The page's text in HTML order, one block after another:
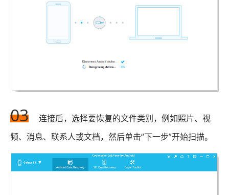
03
连接后，选择要恢复的文件类别，例如照片、视
频、消息、联系人或文档，然后单击“下一步”开始扫描。